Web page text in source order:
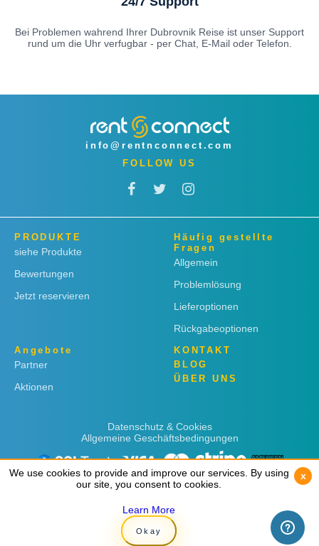
Bei Problemen wahrend Ihrer Dubrovnik Reise ist unser Support
rund um die Uhr verfugbar - per Chat, E-Mail oder Telefon.
info@rentnconnect.com
FOLLOW US
PRODUKTE
siehe Produkte
Bewertungen
Jetzt reservieren
Häufig gestellte
Fragen
Allgemein
Problemlösung
Lieferoptionen
Rückgabeoptionen
Angebote
Partner
Aktionen
KONTAKT
BLOG
ÜBER UNS
Datenschutz & Cookies
Allgemeine Geschäftsbedingungen
Copyright © 2019 Rent 'n Connect
We use cookies to provide and improve our services. By using
our site, you consent to cookies.
Learn More
Okay
x
We use cookies to provide and improve our services. By using
our site, you consent to cookies.
Learn More
Okay
x